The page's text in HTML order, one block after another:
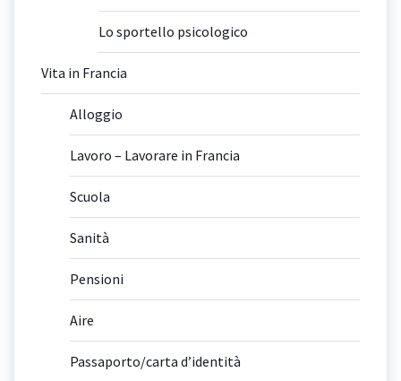
Lo sportello psicologico
Vita in Francia
Alloggio
Lavoro – Lavorare in Francia
Scuola
Sanità
Pensioni
Aire
Passaporto/carta d’identità